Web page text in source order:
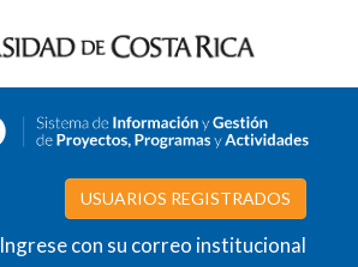
USUARIOS REGISTRADOS
Ingrese con su correo institucional